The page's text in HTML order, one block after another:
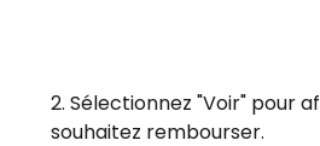
2. Sélectionnez "Voir" pour
souhaitez rembourser.